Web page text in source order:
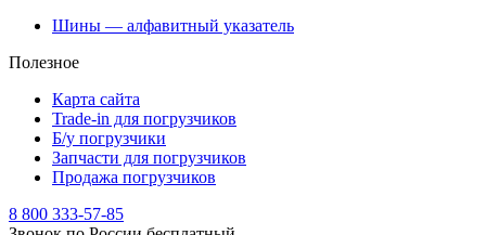
Шины — алфавитный указатель
Полезное
Карта сайта
Trade-in для погрузчиков
Б/у погрузчики
Запчасти для погрузчиков
Продажа погрузчиков
8 800 333-57-85